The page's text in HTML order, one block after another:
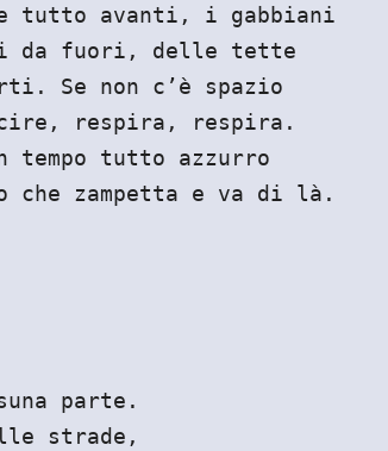
tutto avanti, i gabbiani
da fuori, delle tette
Se non c’è spazio
respira, respira.
tempo tutto azzurro
che zampetta e va di là.
parte.
strade,